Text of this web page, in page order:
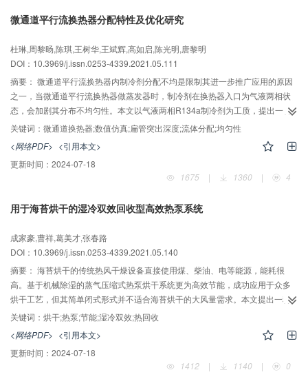
微通道平行流换热器分配特性及优化研究
杜琳,周黎旸,陈琪,王树华,王斌辉,高如启,陈光明,唐黎明
DOI：10.3969/j.issn.0253-4339.2021.05.111
摘要： 微通道平行流换热器内制冷剂分配不均是限制其进一步推广应用的原因
之一，当微通道平行流换热器做蒸发器时，制冷剂在换热器入口为气液两相状
态，会加剧其分布不均匀性。本文以气液两相R134a制冷剂为工质，提出一种
数值仿真模型，并利用前人实验数据验证了模型可靠性。提出通过改变不同扁
管在集管内突出深度以改善制冷剂分配特性的4种方案，利用数值仿真模型进行
计算，当质量流速为100 kg/(m2?s)，制冷剂干度为0.4时，发现通过改变不同
扁管在集管内的突出深度可以使液相制冷剂分配特性改善29.4%~52.4%。
关键词： 微通道换热器;数值仿真;扁管突出深度;流体分配;均匀性
<网络PDF> <引用本文>
更新时间： 2024-07-18
1675
| 1360 | 4
用于海苔烘干的湿冷双效回收型高效热泵系统
成家豪,曹祥,葛美才,张春路
DOI：10.3969/j.issn.0253-4339.2021.05.140
摘要： 海苔烘干的传统热风干燥设备直接使用煤、柴油、电等能源，能耗很
高。基于机械除湿的蒸气压缩式热泵烘干系统更为高效节能，成功应用于众多
烘干工艺，但其简单闭式形式并不适合海苔烘干的大风量需求。本文提出一种
湿冷双效回收型高效热泵系统，引入混风实现排风中水蒸气湿效潜热的回收，
引入过冷器利用回风经蒸发器降温除湿产生的冷效显热。利用该原理，进行基
于仿真的可行域设计，并完成了样机搭建、模型验证及性能分析。结果表明：
在回风温度/相对湿度为46 ℃/40%的典型烘干工况下，本系统的单位能耗除湿
量（specific moisture extraction rate, SMER）达2.61 kg/kWh，在最优混风比
关键词： 烘干;热泵;节能;湿冷双效;热回收
<网络PDF> <引用本文>
更新时间： 2024-07-18
1412
| 1140 | 0